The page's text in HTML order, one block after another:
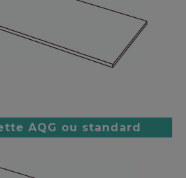
AQG ou standard